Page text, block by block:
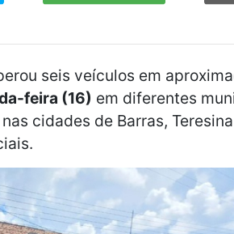
seis veículos em
feira (16) em diferentes
cidades de Barras,